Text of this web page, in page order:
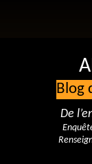
Blog
De